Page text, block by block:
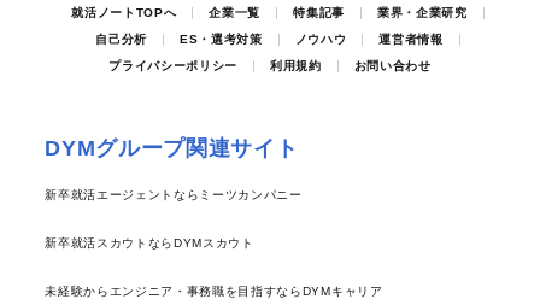
就活ノートTOPへ 企業一覧 特集記事
業界・企業研究
自己分析
ES・選考対策 ノウハウ
運営者情報
プライバシーポリシー
利用規約 お問い合わせ
DYMグループ関連サイト
新卒就活エージェントならミーツカンパニー
新卒就活スカウトならDYMスカウト
未経験からエンジニア・事務職を目指すならDYMキャリア